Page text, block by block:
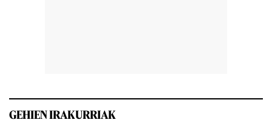
GEHIEN IRAKURRIAK